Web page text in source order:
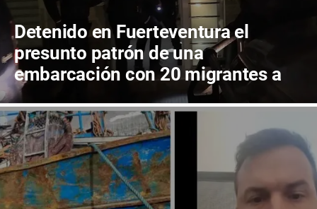
Detenido en Fuerteventura el
presunto patrón de una
embarcación con 20 migrantes a
bordo